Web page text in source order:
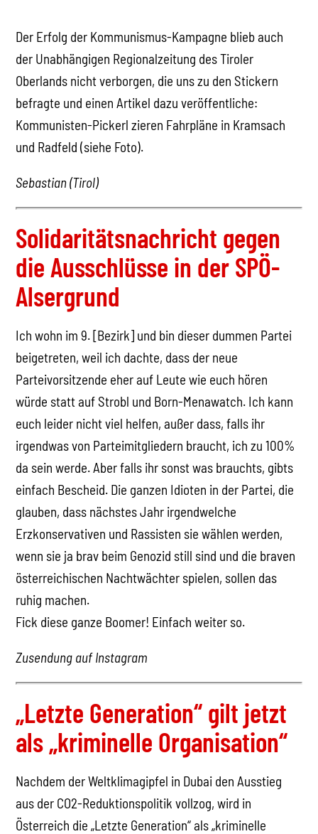
Der Erfolg der Kommunismus-Kampagne blieb auch
der Unabhängigen Regionalzeitung des Tiroler
Oberlands nicht verborgen, die uns zu den Stickern
befragte und einen Artikel dazu veröffentliche:
Kommunisten-Pickerl zieren Fahrpläne in Kramsach
und Radfeld (siehe Foto).
Sebastian (Tirol)
Solidaritätsnachricht gegen
die Ausschlüsse in der SPÖ-
Alsergrund
Ich wohn im 9. [Bezirk] und bin dieser dummen Partei
beigetreten, weil ich dachte, dass der neue
Parteivorsitzende eher auf Leute wie euch hören
würde statt auf Strobl und Born-Menawatch. Ich kann
euch leider nicht viel helfen, außer dass, falls ihr
irgendwas von Parteimitgliedern braucht, ich zu 100%
da sein werde. Aber falls ihr sonst was brauchts, gibts
einfach Bescheid. Die ganzen Idioten in der Partei, die
glauben, dass nächstes Jahr irgendwelche
Erzkonservativen und Rassisten sie wählen werden,
wenn sie ja brav beim Genozid still sind und die braven
österreichischen Nachtwächter spielen, sollen das
ruhig machen.
Fick diese ganze Boomer! Einfach weiter so.
Zusendung auf Instagram
„Letzte Generation“ gilt jetzt
als „kriminelle Organisation“
Nachdem der Weltklimagipfel in Dubai den Ausstieg
aus der CO2-Reduktionspolitik vollzog, wird in
Österreich die „Letzte Generation“ als „kriminelle